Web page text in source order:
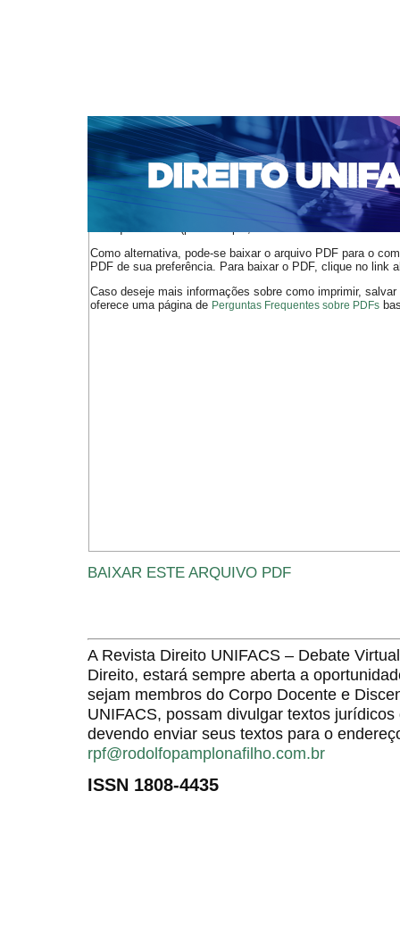
CAPA SOBRE ACESSO CADASTRO
NOTÍCIAS
EDIÇÕES DE Nº 1 A 100 WEBMAIL
Capa>n. 106 (2009) > 1 a 4 de setembro de 2009 - Porto
O arquivo PDF selecionado deve ser carregado no
de arquivos PDF (por exemplo, uma versão atual do
Como alternativa, pode-se baixar o arquivo PDF para o
PDF de sua preferência. Para baixar o PDF, clique no link
Caso deseje mais informações sobre como imprimir,
oferece uma página de Perguntas Frequentes sobre PDFs
BAIXAR ESTE ARQUIVO PDF
A Revista Direito UNIFACS – Debate
Direito, estará sempre aberta a
sejam membros do Corpo Docente e
UNIFACS, possam divulgar textos
devendo enviar seus textos para o
rpf@rodolfopamplonafilho.com.br
ISSN 1808-4435